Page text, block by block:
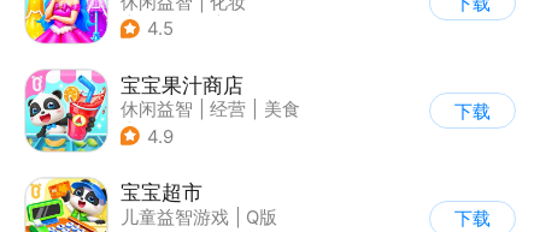
| 宝宝巴士
4.5
宝宝果汁商店
休闲益智 经营
美食
| 宝宝巴士
4.9
下载
宝宝超市
儿童益智游戏
Q版
下载